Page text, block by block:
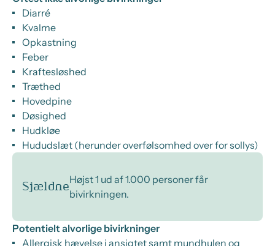
Diarré
Kvalme
Opkastning
Feber
Kraftesløshed
Træthed
Hovedpine
Døsighed
Hudkløe
Hududslæt (herunder overfølsomhed over for sollys)
Sjældne
Højst 1 ud af 1.000 personer får
bivirkningen.
Potentielt alvorlige bivirkninger
Allergisk hævelse i ansigtet samt mundhulen og